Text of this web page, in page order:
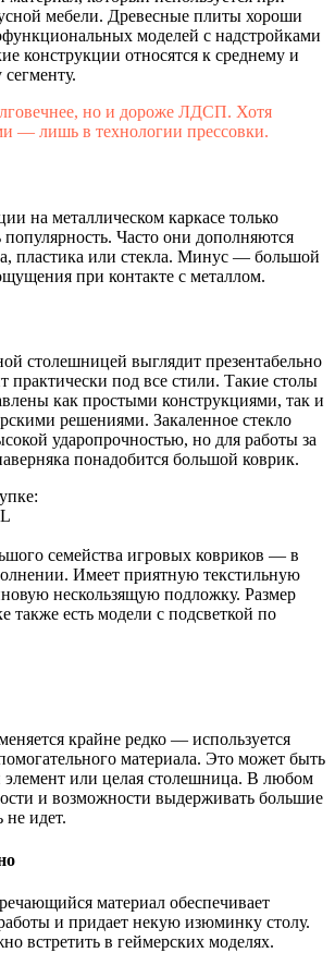
мебели. Древесные плиты хороши
моделей с надстройками
конструкции относятся к среднему и
но и дороже ЛДСП. Хотя
— лишь в технологии прессовки.
на металлическом каркасе только
Часто они дополняются
пластика или стекла. Минус — большой
при контакте с металлом.
столешницей выглядит презентабельно
практически под все стили. Такие столы
как простыми конструкциями, так и
решениями. Закаленное стекло
ударопрочностью, но для работы за
понадобится большой коврик.
семейства игровых ковриков — в
Имеет приятную текстильную
нескользящую подложку. Размер
также есть модели с подсветкой по
крайне редко — используется
материала. Это может быть
элемент или целая столешница. В любом
и возможности выдерживать большие
не идет.
материал обеспечивает
и придает некую изюминку столу.
встретить в геймерских моделях.